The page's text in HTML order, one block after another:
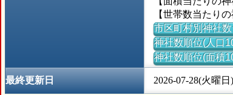
【世帯数当たり
市区町村別神社
神社数順位(人口
神社数順位(面積
最終更新日 2026-07-28(火曜日)